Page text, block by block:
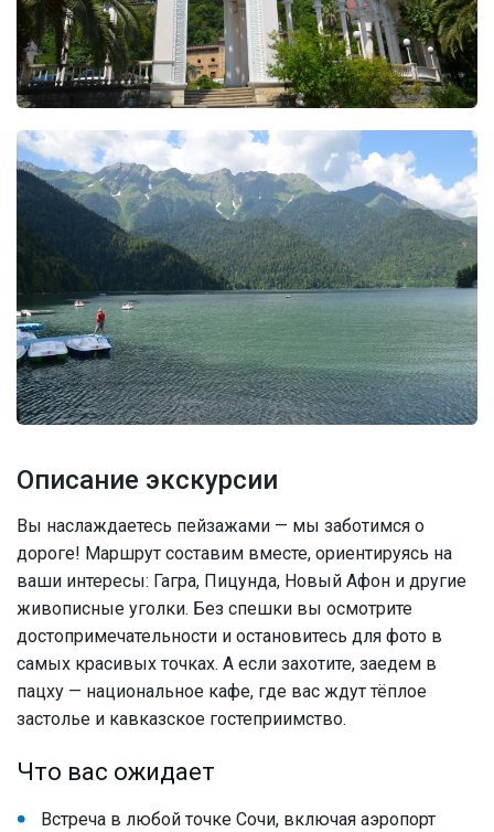
Описание экскурсии
Вы наслаждаетесь пейзажами — мы заботимся о
дороге! Маршрут составим вместе, ориентируясь на
ваши интересы: Гагра, Пицунда, Новый Афон и другие
живописные уголки. Без спешки вы осмотрите
достопримечательности и остановитесь для фото в
самых красивых точках. А если захотите, заедем в
пацху — национальное кафе, где вас ждут тёплое
застолье и кавказское гостеприимство.
Что вас ожидает
Встреча в любой точке Сочи, включая аэропорт